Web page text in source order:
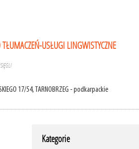
USŁUGI LINGWISTYCZNE
17/54, TARNOBRZEG - podkarpackie
Kategorie